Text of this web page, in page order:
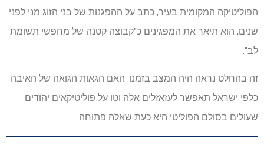
הפוליטיקה המקומית בעיר, כתב על ההפגנות של בני הזוג מני לפני
שנים, הוא תיאר את המפגינים כ"קבוצה קטנה של מחפשי תשומת
לב".
זה בהחלט נראה היה המצב בזמנו. האם הגאות הגואה של האיבה
כלפי ישראל תאפשר לעזאזלים אלה וטו על פוליטיקאים יהודים
שעולים בסולם הפוליטי היא כעת שאלה פתוחה.